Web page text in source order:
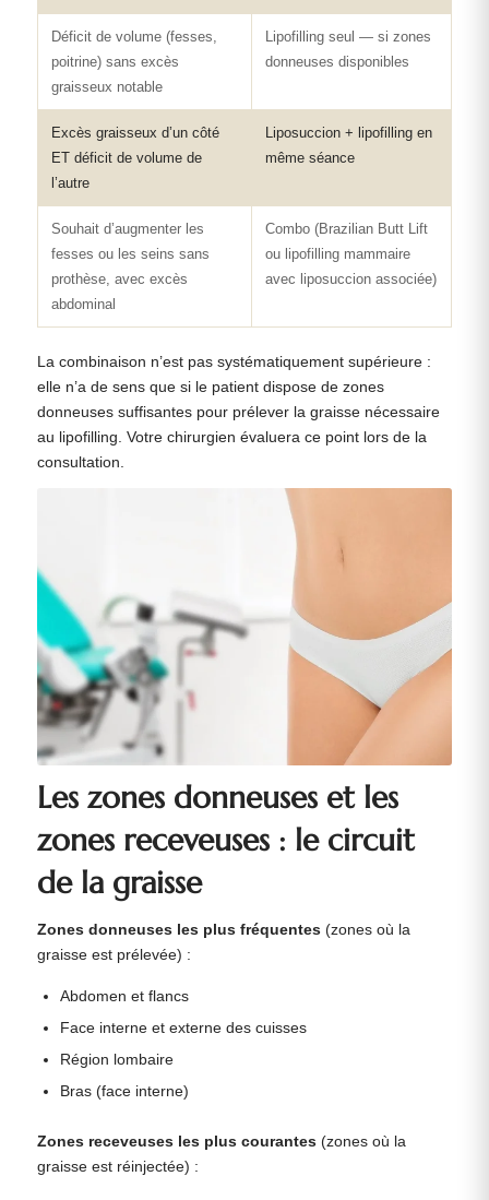
Déficit de volume (fesses,
poitrine) sans excès
graisseux notable
Lipofilling seul — si zones
donneuses disponibles
Excès graisseux d’un côté
ET déficit de volume de
l’autre
Liposuccion + lipofilling en
même séance
Souhait d’augmenter les
fesses ou les seins sans
prothèse, avec excès
abdominal
Combo (Brazilian Butt Lift
ou lipofilling mammaire
avec liposuccion associée)
La combinaison n’est pas systématiquement supérieure :
elle n’a de sens que si le patient dispose de zones
donneuses suffisantes pour prélever la graisse nécessaire
au lipofilling. Votre chirurgien évaluera ce point lors de la
consultation.
Les zones donneuses et les
zones receveuses : le circuit
de la graisse
Zones donneuses les plus fréquentes(zones où la
graisse est prélevée) :
Abdomen et flancs
Face interne et externe des cuisses
Région lombaire
Bras (face interne)
Zones receveuses les plus courantes(zones où la
graisse est réinjectée) :